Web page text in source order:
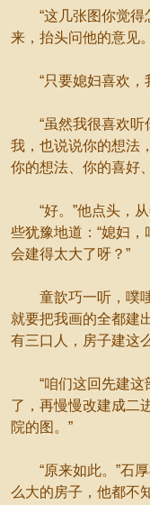
“这几张图你觉得
来，抬头问他的意见。
“只要媳妇喜欢，
“虽然我很喜欢听
我，也说说你的想法
你的想法、你的喜好
“好。”他点头，从
些犹豫地道：“媳妇
会建得太大了呀？”
童歆巧一听，噗嗤
就要把我画的全都建
有三口人，房子建这
“咱们这回先建这
了，再慢慢改建成二
院的图。”
“原来如此。”石厚
么大的房子，他都不